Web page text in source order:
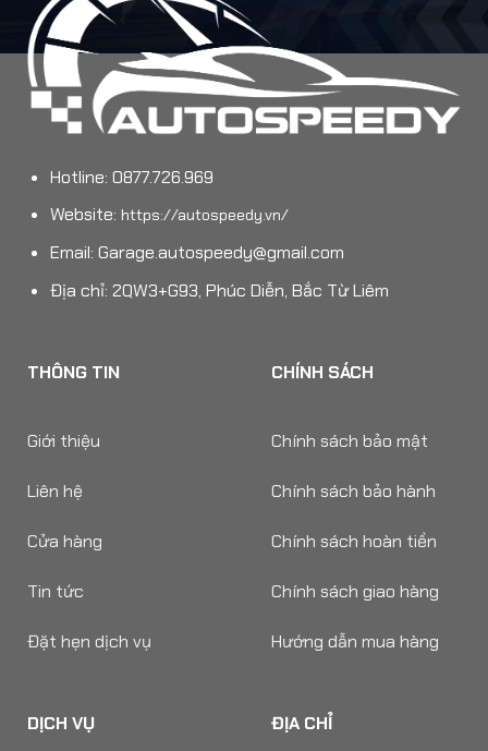
Hotline: 0877.726.969
Website: https://autospeedy.vn/
Email: Garage.autospeedy@gmail.com
Địa chỉ: 2QW3+G93, Phúc Diễn, Bắc Từ Liêm
THÔNG TIN
Giới thiệu
Liên hệ
Cửa hàng
Tin tức
Đặt hẹn dịch vụ
CHÍNH SÁCH
Chính sách bảo mật
Chính sách bảo hành
Chính sách hoàn tiền
Chính sách giao hàng
Hướng dẫn mua hàng
DỊCH VỤ ĐỊA CHỈ